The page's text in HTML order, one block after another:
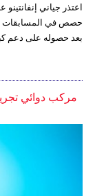
اعتذر جياني
حصص في المسابقات
بعد حصوله على دعم
مركب دوائي